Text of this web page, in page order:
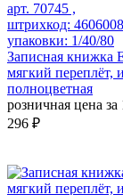
арт. 70745 ,
штрихкод:
упаковки: 1/40/80
Записная книжка
мягкий переплёт,
полноцветная
розничная цена за
296 ₽